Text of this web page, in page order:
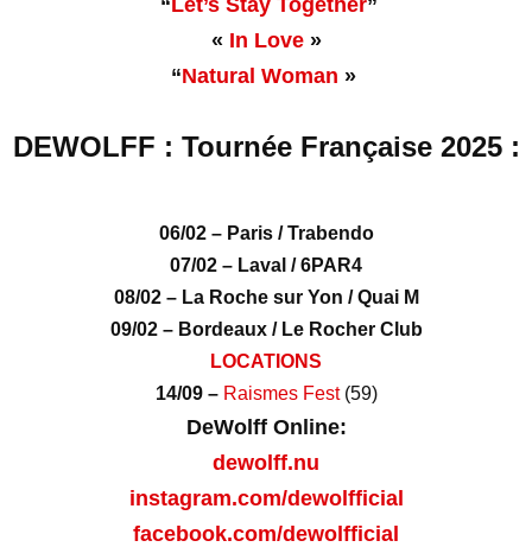
« In Love»
“Natural Woman »
DEWOLFF : Tournée Française 2025 :
06/02 – Paris / Trabendo
07/02 – Laval / 6PAR4
08/02 – La Roche sur Yon / Quai M
09/02 – Bordeaux / Le Rocher Club
LOCATIONS
14/09 – Raismes Fest (59)
DeWolff Online:
dewolff.nu
instagram.com/dewolfficial
facebook.com/dewolfficial